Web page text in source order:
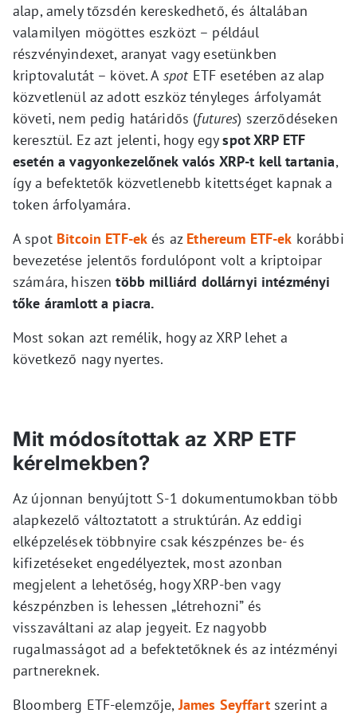
alap, amely tőzsdén kereskedhető, és általában
valamilyen mögöttes eszközt – például
részvényindexet, aranyat vagy esetünkben
kriptovalutát – követ. A spotETF esetében az alap
közvetlenül az adott eszköz tényleges árfolyamát
követi, nem pedig határidős (futures) szerződéseken
keresztül. Ez azt jelenti, hogy egyspot XRP ETF
esetén a vagyonkezelőnek valós XRP-t kell tartania,
így a befektetők közvetlenebb kitettséget kapnak a
token árfolyamára.
A spot Bitcoin ETF-ek és az Ethereum ETF-ek korábbi
bevezetése jelentős fordulópont volt a kriptoipar
számára, hiszentöbb milliárd dollárnyi intézményi
tőke áramlott a piacra.
Most sokan azt remélik, hogy az XRP lehet a
következő nagy nyertes.
Mit módosítottak az XRP ETF
kérelmekben?
Az újonnan benyújtott S-1 dokumentumokban több
alapkezelő változtatott a struktúrán. Az eddigi
elképzelések többnyire csak készpénzes be- és
kifizetéseket engedélyeztek, most azonban
megjelent a lehetőség, hogy XRP-ben vagy
készpénzben is lehessen „létrehozni” és
visszaváltani az alap jegyeit. Ez nagyobb
rugalmasságot ad a befektetőknek és az intézményi
partnereknek.
Bloomberg ETF-elemzője,James Seyffartszerint a